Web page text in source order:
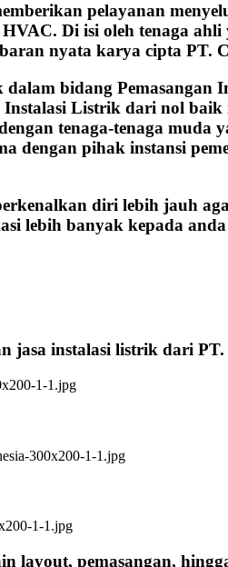
pelayanan
Di isi oleh tenaga
nyata karya cipta PT.
bidang
Listrik dari nol
tenaga-tenaga
dengan pihak instansi
diri lebih jauh
lebih banyak kepada
jasa instalasi listrik dari
layout, pemasangan,